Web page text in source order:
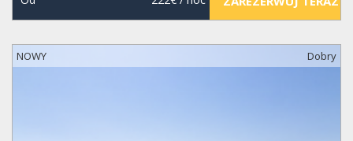
NOWY Dobry